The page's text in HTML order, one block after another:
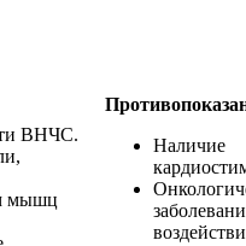
ВНЧС.
мышц
Наличие